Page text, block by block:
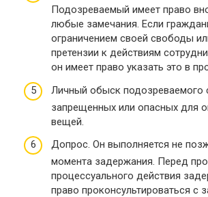
Подозреваемый имеет право
любые замечания. Если
ограничением своей свободы
претензии к действиям
он имеет право указать это в
Личный обыск подозреваемого
запрещенных или опасных для
вещей.
Допрос. Он выполняется не
момента задержания. Перед
процессуального действия
право проконсультироваться с